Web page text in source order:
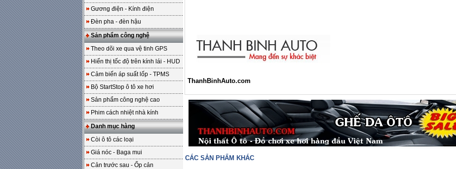
Gương điện - Kính điện
Đèn pha - đèn hậu
Sản phẩm công nghệ
Theo dõi xe qua vệ tinh GPS
Hiển thị tốc độ trên kính lái - HUD
Cảm biến áp suất lốp - TPMS
Bộ StartStop ô tô xe hơi
Sản phẩm công nghệ cao
Phim cách nhiệt nhà kính
Danh mục hàng
Còi ô tô các loại
Giá nóc - Baga mui
Cản trước sau - Ốp cản
ThanhBinhAuto.com
CÁC SẢN PHẨM KHÁC